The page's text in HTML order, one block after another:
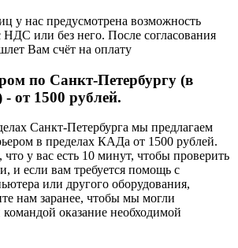
у нас предусмотрена возможность
НДС или без него. После согласования
Вам счёт на оплату
по Санкт-Петербургу (в
от 1500 рублей.
Санкт-Петербурга мы предлагаем
в пределах КАДа от 1500 рублей.
у вас есть 10 минут, чтобы проверить
и если вам требуется помощь с
или другого оборудования,
нам заранее, чтобы мы могли
командой оказание необходимой